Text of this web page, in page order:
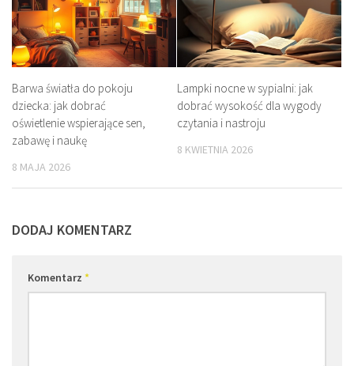
Barwa światła do pokoju
dziecka: jak dobrać
oświetlenie wspierające sen,
zabawę i naukę
8 MAJA 2026
Lampki nocne w sypialni: jak
dobrać wysokość dla wygody
czytania i nastroju
8 KWIETNIA 2026
DODAJ KOMENTARZ
Komentarz *